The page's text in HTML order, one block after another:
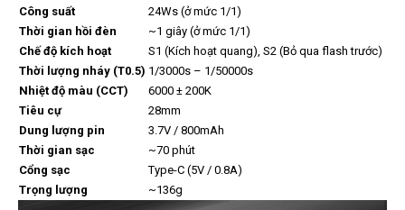
Công suất
24Ws (ở mức 1/1)
Thời gian hồi đèn
~1 giây (ở mức 1/1)
Chế độ kích hoạt
S1 (Kích hoạt quang), S2 (Bỏ qua flash trước)
Thời lượng nháy (T0.5) 1/3000s – 1/50000s
Nhiệt độ màu (CCT)
6000 ± 200K
Tiêu cự
28mm
Dung lượng pin
3.7V / 800mAh
Thời gian sạc
~70 phút
Cổng sạc
Type-C (5V / 0.8A)
Trọng lượng
~136g